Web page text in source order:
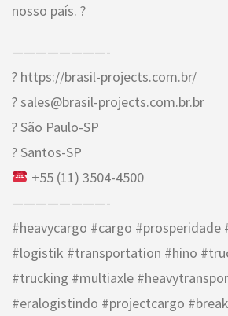
nosso país. ?
————————-
? https://brasil-projects.com.br/
? sales@brasil-projects.com.br.br
? São Paulo-SP
? Santos-SP
+55 (11) 3504-4500
————————-
#heavycargo #cargo #prosperidade
#logistik #transportation #hino
#trucking #multiaxle
#eralogistindo #projectcargo